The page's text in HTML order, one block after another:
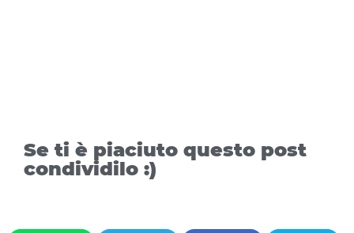
Se ti è piaciuto questo post
condividilo :)